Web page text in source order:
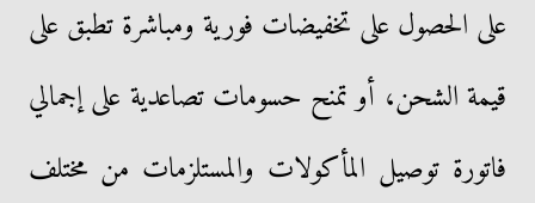
على الحصول على تخفيضات فورية ومباشرة تطبق على
قيمة الشحن، أو تمنح حسومات تصاعدية على إجمالي
فاتورة توصيل المأكولات والمستلزمات من مختلف